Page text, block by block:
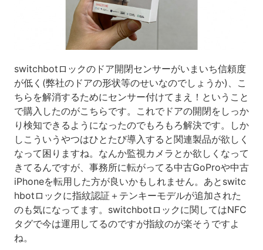
switchbotロックのドア開閉センサーがいまいち信頼度
が低く(弊社のドアの形状等のせいなのでしょうか)、こ
ちらを解消するためにセンサー付けてまえ！ということ
で購入したのがこちらです。これでドアの開閉をしっか
り検知できるようになったのでもろもろ解決です。しか
しこういうやつはひとたび導入すると関連製品が欲しく
なって困りますね。なんか監視カメラとか欲しくなって
きてるんですが、事務所に転がってる中古GoProや中古
iPhoneを転用した方が良いかもしれません。あとswitc
hbotロックに指紋認証＋テンキーモデルが追加された
のも気になってます。switchbotロックに関してはNFC
タグで今は運用してるのですが指紋のが楽そうですよ
ね。